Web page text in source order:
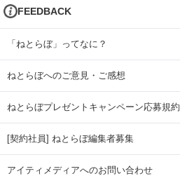
FEEDBACK
「ねとらぼ」ってなに？
ねとらぼへのご意見・ご感想
ねとらぼプレゼントキャンペーン応募規約
[契約社員] ねとらぼ編集者募集
アイティメディアへのお問い合わせ